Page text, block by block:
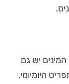
יש גם
היומיומי.